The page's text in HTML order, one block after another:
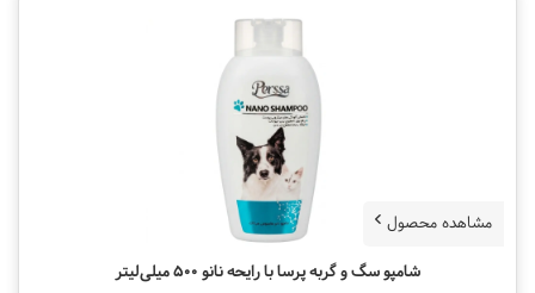
مشاهده محصول
شامپو سگ و گربه پرسا با رایحه نانو 500 میلی‌لیتر